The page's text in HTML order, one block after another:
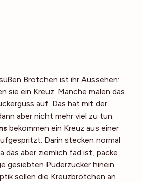
Brötchen ist ihr Aussehen:
sie ein Kreuz. Manche malen das
auf. Das hat mit der
aber nicht mehr viel zu tun.
bekommen ein Kreuz aus einer
Darin stecken normal
das aber ziemlich fad ist, packe
gesiebten Puderzucker hinein.
sollen die Kreuzbrötchen an